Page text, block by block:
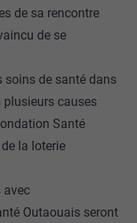
de sa rencontre
de se
soins de santé dans
plusieurs causes
Santé
la loterie
avec
Outaouais seront